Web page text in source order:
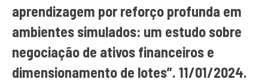
aprendizagem por reforço profunda em
ambientes simulados: um estudo sobre
negociação de ativos financeiros e
dimensionamento de lotes”. 11/01/2024.